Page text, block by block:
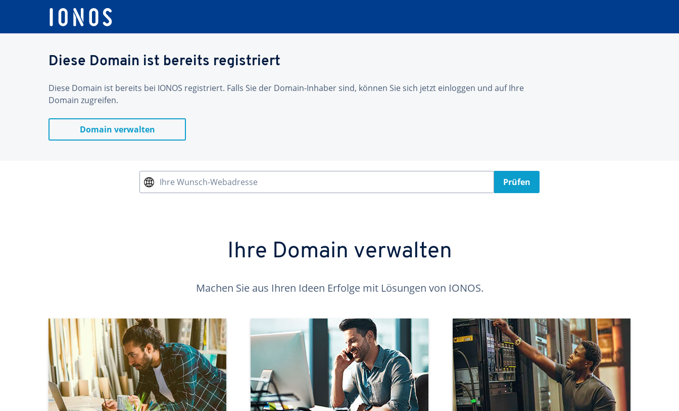
Diese Domain ist bereits registriert
Diese Domain ist bereits bei IONOS registriert. Falls Sie der Domain-Inhaber sind, können Sie sich jetzt einloggen und auf Ihre
Domain zugreifen.
Domain verwalten
Ihre Wunsch-Webadresse Prüfen
Ihre Domain verwalten
Machen Sie aus Ihren Ideen Erfolge mit Lösungen von IONOS.